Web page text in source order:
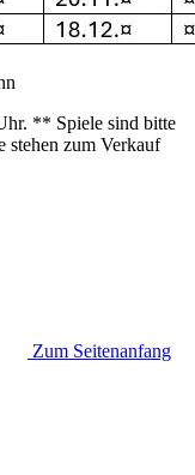
** Spiele sind bitte
stehen zum Verkauf
Zum Seitenanfang